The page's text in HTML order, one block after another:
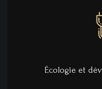
Écologie et